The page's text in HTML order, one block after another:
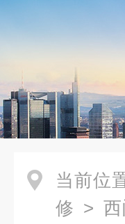
当前位
修 > 西